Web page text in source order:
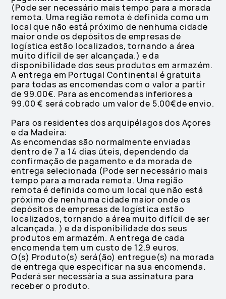
(Pode ser necessário mais tempo para a morada
remota. Uma região remota é definida como um
local que não está próximo de nenhuma cidade
maior onde os depósitos de empresas de
logística estão localizados, tornando a área
muito difícil de ser alcançada.) e da
disponibilidade dos seus produtos em armazém.
A entrega em Portugal Continental é gratuita
para todas as encomendas com o valor a partir
de 99.00€. Para as encomendas inferiores a
99.00 € será cobrado um valor de 5.00€de envio.
Para os residentes dos arquipélagos dos Açores
e da Madeira:
As encomendas são normalmente enviadas
dentro de 7 a 14 dias úteis, dependendo da
confirmação de pagamento e da morada de
entrega selecionada (Pode ser necessário mais
tempo para a morada remota. Uma região
remota é definida como um local que não está
próximo de nenhuma cidade maior onde os
depósitos de empresas de logística estão
localizados, tornando a área muito difícil de ser
alcançada. ) e da disponibilidade dos seus
produtos em armazém. A entrega de cada
encomenda tem um custo de 12.9 euros.
O(s) Produto(s) será(ão) entregue(s) na morada
de entrega que especificar na sua encomenda.
Poderá ser necessária a sua assinatura para
receber o produto.